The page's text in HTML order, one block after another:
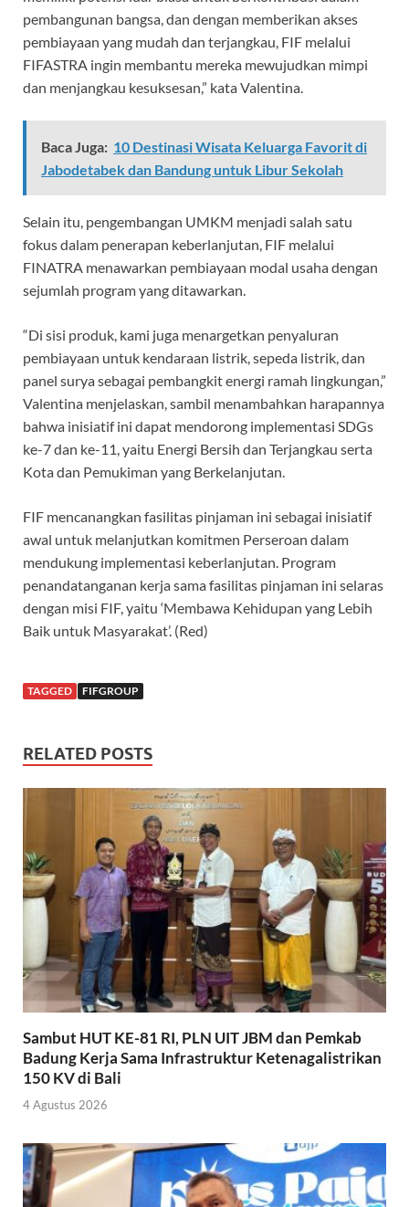
pembangunan bangsa, dan dengan memberikan akses
pembiayaan yang mudah dan terjangkau, FIF melalui
FIFASTRA ingin membantu mereka mewujudkan mimpi
dan menjangkau kesuksesan,” kata Valentina.
Baca Juga: 10 Destinasi Wisata Keluarga Favorit di
Jabodetabek dan Bandung untuk Libur Sekolah
Selain itu, pengembangan UMKM menjadi salah satu
fokus dalam penerapan keberlanjutan, FIF melalui
FINATRA menawarkan pembiayaan modal usaha dengan
sejumlah program yang ditawarkan.
“Di sisi produk, kami juga menargetkan penyaluran
pembiayaan untuk kendaraan listrik, sepeda listrik, dan
panel surya sebagai pembangkit energi ramah lingkungan,”
Valentina menjelaskan, sambil menambahkan harapannya
bahwa inisiatif ini dapat mendorong implementasi SDGs
ke-7 dan ke-11, yaitu Energi Bersih dan Terjangkau serta
Kota dan Pemukiman yang Berkelanjutan.
FIF mencanangkan fasilitas pinjaman ini sebagai inisiatif
awal untuk melanjutkan komitmen Perseroan dalam
mendukung implementasi keberlanjutan. Program
penandatanganan kerja sama fasilitas pinjaman ini selaras
dengan misi FIF, yaitu ‘Membawa Kehidupan yang Lebih
Baik untuk Masyarakat’. (Red)
TAGGED FIFGROUP
RELATED POSTS
Sambut HUT KE-81 RI, PLN UIT JBM dan Pemkab
Badung Kerja Sama Infrastruktur Ketenagalistrikan
150 KV di Bali
4 Agustus 2026